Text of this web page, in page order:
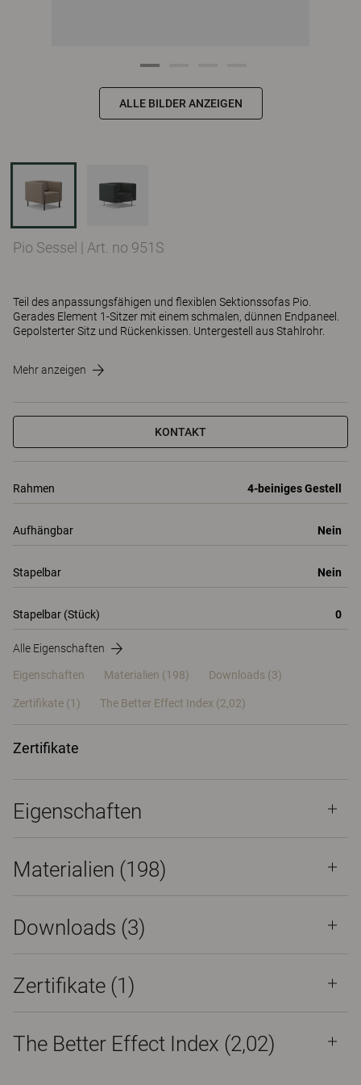
ALLE BILDER ANZEIGEN
Pio Sessel | Art. no 951S
Teil des anpassungsfähigen und flexiblen Sektionssofas Pio.
Gerades Element 1-Sitzer mit einem schmalen, dünnen Endpaneel.
Gepolsterter Sitz und Rückenkissen. Untergestell aus Stahlrohr.
Mehr anzeigen
KONTAKT
Rahmen 4-beiniges Gestell
Aufhängbar Nein
Stapelbar Nein
Stapelbar (Stück) 0
Alle Eigenschaften
Eigenschaften Materialien (198) Downloads (3)
Zertifikate (1) The Better Effect Index (2,02)
Zertifikate
Eigenschaften
Materialien (198)
Downloads (3)
Zertifikate (1 )
The Better Effect Index (2,02)